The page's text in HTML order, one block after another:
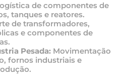
de componentes de
tanques e reatores.
de transformadores,
e componentes de
Pesada: Movimentação
fornos industriais e